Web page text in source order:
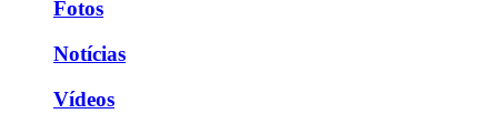
Fotos
Notícias
Vídeos